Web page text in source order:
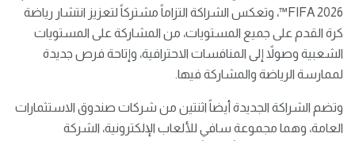
FIFA 2026™️، وتعكس الشراكة التزاماً مشتركاً لتعزيز انتشار رياضة
كرة القدم على جميع المستويات، من المشاركة على المستويات
الشعبية وصولاً إلى المنافسات الاحترافية، وإتاحة فرص جديدة
لممارسة الرياضة والمشاركة فيها.
وتضم الشراكة الجديدة أيضاً اثنتين من شركات صندوق الاستثمارات
العامة، وهما مجموعة سافي للألعاب الإلكترونية، الشركة